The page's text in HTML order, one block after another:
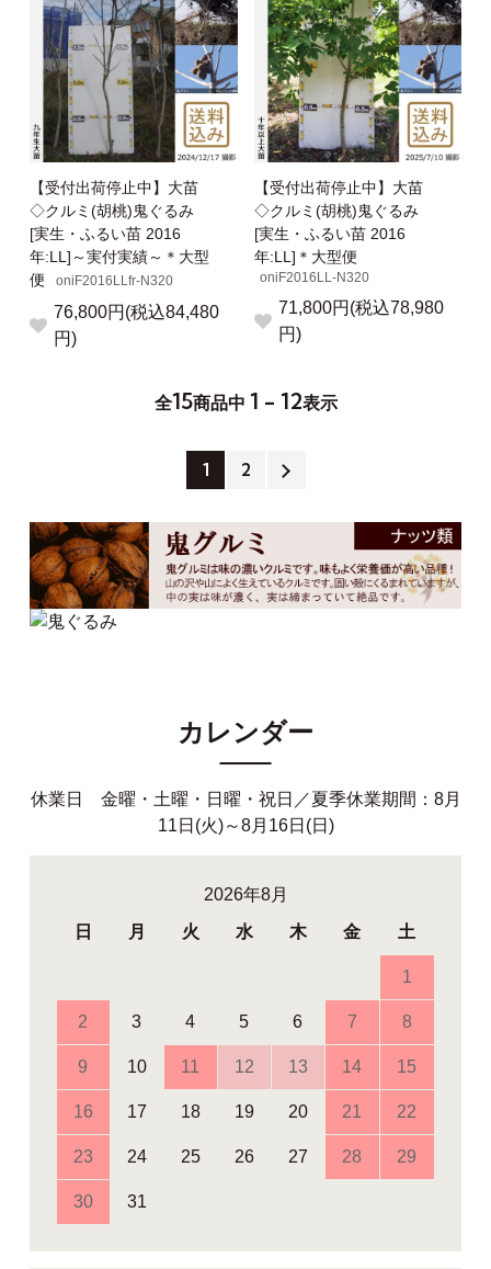
【受付出荷停止中】大苗
◇クルミ(胡桃)鬼ぐるみ
[実生・ふるい苗 2016
年:LL]～実付実績～＊大型
便
oniF2016LLfr-N320
76,800円(税込84,480
円)
【受付出荷停止中】大苗
◇クルミ(胡桃)鬼ぐるみ
[実生・ふるい苗 2016
年:LL]＊大型便
oniF2016LL-N320
71,800円(税込78,980
円)
全15商品中 1 - 12表示
1 2
カレンダー
休業日 金曜・土曜・日曜・祝日／夏季休業期間：8月
11日(火)～8月16日(日)
2026年8月
日
月 火 水 木 金 土
1
2 3 4 5 6 7 8
9 10 11 12 13 14 15
16 17 18 19 20 21 22
23 24 25 26 27 28 29
30 31